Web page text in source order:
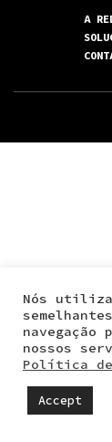
A
Nós
navegação
nossos
Política
Accept